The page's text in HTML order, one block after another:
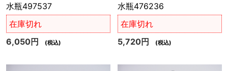
水瓶497537
在庫切れ
6,050円
(税込)
水瓶476236
在庫切れ
5,720円
(税込)